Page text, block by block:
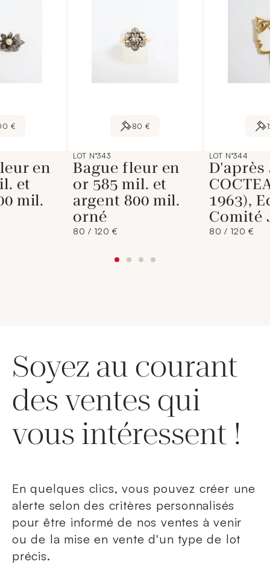
€
en
et
mil.
80 €
LOT N°343
Bague fleur en
or 585 mil. et
argent 800 mil.
orné
80 / 120 €
LOT N°344
D'après
1963),
Comité
80 / 120 €
Soyez au courant
des ventes qui
vous intéressent !
En quelques clics, vous pouvez créer une
alerte selon des critères personnalisés
pour être informé de nos ventes à venir
ou de la mise en vente d'un type de lot
précis.